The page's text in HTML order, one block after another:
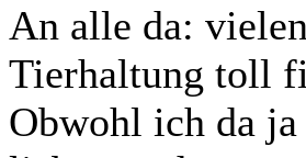
An alle da:
Tierhaltung toll
Obwohl ich da